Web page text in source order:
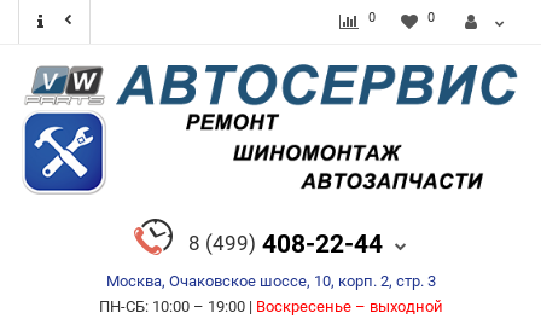
0 0
8 (499) 408-22-44
Москва, Очаковское шоссе, 10, корп. 2, стр. 3
ПН-СБ: 10:00 – 19:00 | Воскресенье – выходной